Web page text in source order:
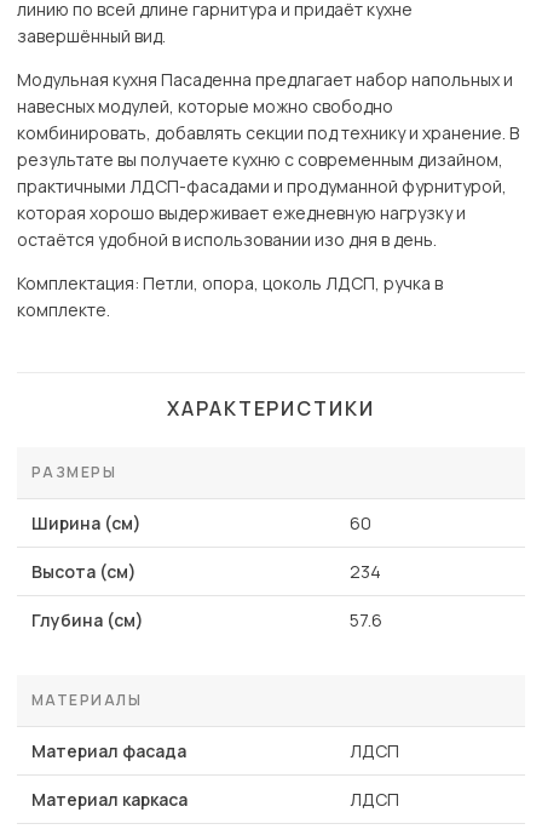
линию по всей длине гарнитура и придаёт кухне
завершённый вид.
Модульная кухня Пасаденна предлагает набор напольных и
навесных модулей, которые можно свободно
комбинировать, добавлять секции под технику и хранение. В
результате вы получаете кухню с современным дизайном,
практичными ЛДСП-фасадами и продуманной фурнитурой,
которая хорошо выдерживает ежедневную нагрузку и
остаётся удобной в использовании изо дня в день.
Комплектация: Петли, опора, цоколь ЛДСП, ручка в
комплекте.
ХАРАКТЕРИСТИКИ
РАЗМЕРЫ
Ширина (см) 60
Высота (см) 234
Глубина (см) 57.6
МАТЕРИАЛЫ
Материал фасада ЛДСП
Материал каркаса ЛДСП